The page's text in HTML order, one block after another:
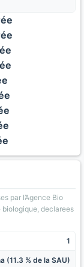
par l’Agence Bio
declarees
1
(11.3 % de la SAU)